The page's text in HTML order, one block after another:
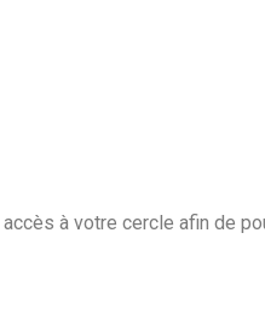
à votre cercle afin de